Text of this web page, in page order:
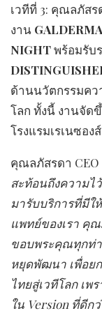
เวทีที่ 3: คุณลภัสร
งาน
NIGHTพร้อมรับ
ด้านนวัตกรรมคว
โลก ทั้งนี้ งานจัด
โรงแรมเรเนซอง
คุณลภัสรดา CEO
สะท้อนถึงความไ
มารับบริการที่มีใ
แพทย์ของเรา คุ
ขอบพระคุณทุกท่า
หยุดพัฒนา เพื่อย
ไทยสู่เวทีโลก เพ
ใน Version ที่ดีก